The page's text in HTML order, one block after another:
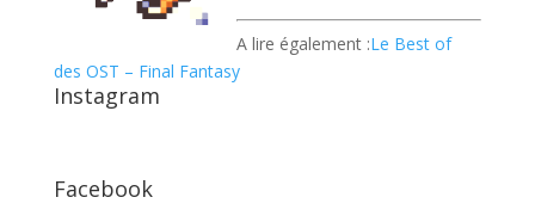
A lire également :Le Best of
des OST – Final Fantasy
Instagram
Facebook